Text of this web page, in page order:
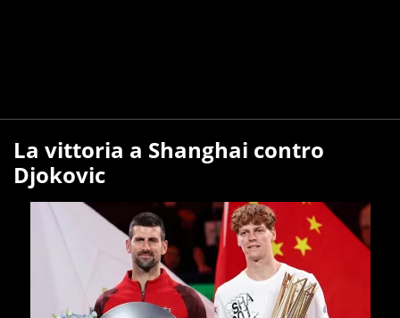
La vittoria a Shanghai contro
Djokovic